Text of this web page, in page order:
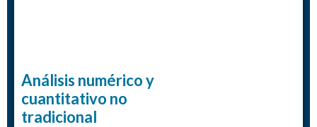
Análisis numérico y
cuantitativo no
tradicional